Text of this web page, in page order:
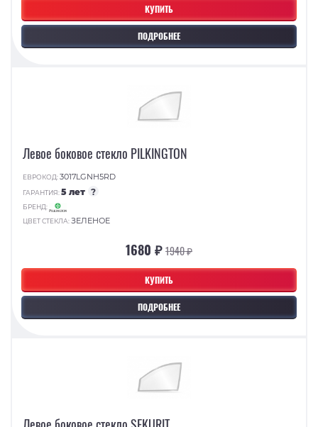
КУПИТЬ
ПОДРОБНЕЕ
КУПИТЬ
ПОДРОБНЕЕ
Левое боковое стекло PILKINGTON
ЕВРОКОД:3017LGNH5RD
ГАРАНТИЯ:5 лет ?
БРЕНД:
ЦВЕТ СТЕКЛА:ЗЕЛЕНОЕ
1680 ₽1940 ₽